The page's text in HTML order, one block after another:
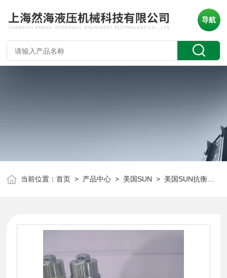
导航
当前位置：首页 > 产品中心 > 美国SUN > 美国SUN抗衡阀